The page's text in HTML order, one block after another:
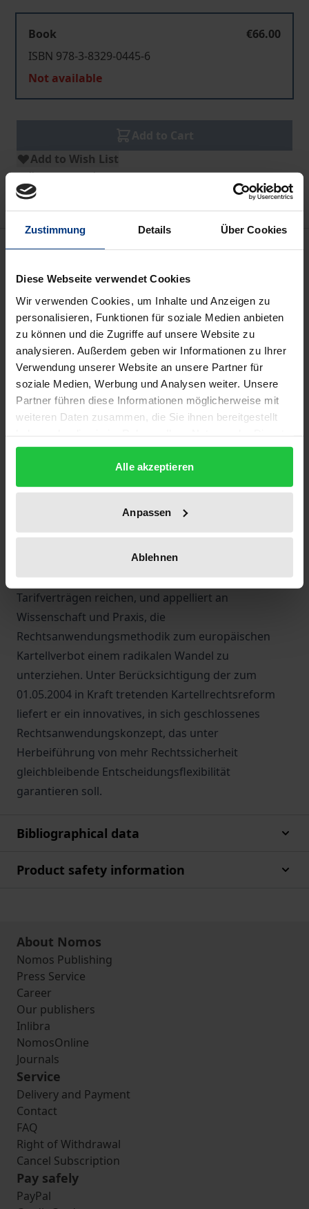
Zustimmung Details Über Cookies
Diese Webseite verwendet Cookies
Wir verwenden Cookies, um Inhalte und Anzeigen zu
personalisieren, Funktionen für soziale Medien anbieten
zu können und die Zugriffe auf unsere Website zu
analysieren. Außerdem geben wir Informationen zu Ihrer
Verwendung unserer Website an unsere Partner für
soziale Medien, Werbung und Analysen weiter. Unsere
Partner führen diese Informationen möglicherweise mit
weiteren Daten zusammen, die Sie ihnen bereitgestellt
gesammelt haben.
Alle akzeptieren
Anpassen
Ablehnen
Book
€66.00
ISBN 978-3-8329-0445-6
Not available
Add to Wish List
Delivery cost notice
Description
der Rechtsprechung des EuGH zum europäischen
Kartellverbot (Art. 81 EG-Vertrag).
Wettbewerbsbeschränkungen im Sinne des Art. 81
Abs. 1 EG-Vertrag werden grundsätzlich durch
sämtliche freiheitsbeschränkende Absprachen
zwischen Unternehmen hervorgerufen. Eine
Legitimierung dieser Kartelle sieht der EG-Vertrag
erst auf der Ebene des Art. 81 Abs. 3 EG-Vertrag vor.
In Widerspruch zu dieser Systematik tendierte der
EG-Vertrag freiheitsbeschränkende Kartelle wegen
ihrer überwiegend positiven Marktauswirkungen
zuzulassen. Der Verfasser analysiert diese
Fallgestaltungen, die von Franchise- bis zu
Tarifverträgen reichen, und appelliert an
Wissenschaft und Praxis, die
Rechtsanwendungsmethodik zum europäischen
Kartellverbot einem radikalen Wandel zu
unterziehen. Unter Berücksichtigung der zum
01.05.2004 in Kraft tretenden Kartellrechtsreform
liefert er ein innovatives, in sich geschlossenes
Rechtsanwendungskonzept, das unter
Herbeiführung von mehr Rechtssicherheit
gleichbleibende Entscheidungsflexibilität
garantieren soll.
Bibliographical data
Product safety information
About Nomos
Nomos Publishing
Press Service
Career
Our publishers
Inlibra
NomosOnline
Journals
Service
Delivery and Payment
Contact
FAQ
Right of Withdrawal
Cancel Subscription
Pay safely
PayPal